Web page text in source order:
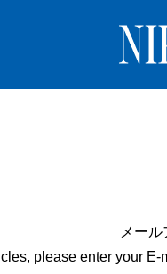
メー
please enter your E-